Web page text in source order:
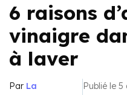
6 raisons
vinaigre
à laver
Par La
Publié le 5